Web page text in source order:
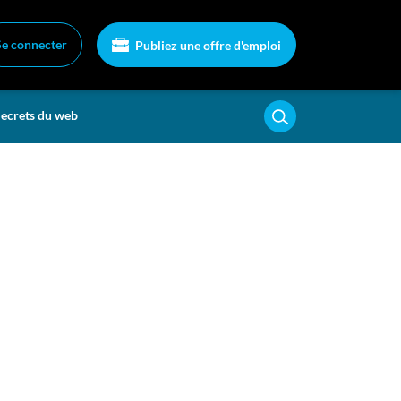
connecter Publiez une offre d'emploi
du web